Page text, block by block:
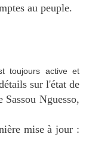
au peuple.
toujours active et
sur l'état de
Nguesso,
mise à jour :